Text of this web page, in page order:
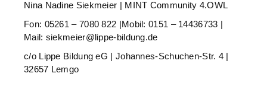
Nina Nadine Siekmeier | MINT Community 4.OWL
Fon: 05261 – 7080 822 |Mobil: 0151 – 14436733 |
Mail: siekmeier@lippe-bildung.de
c/o Lippe Bildung eG | Johannes-Schuchen-Str. 4 |
32657 Lemgo